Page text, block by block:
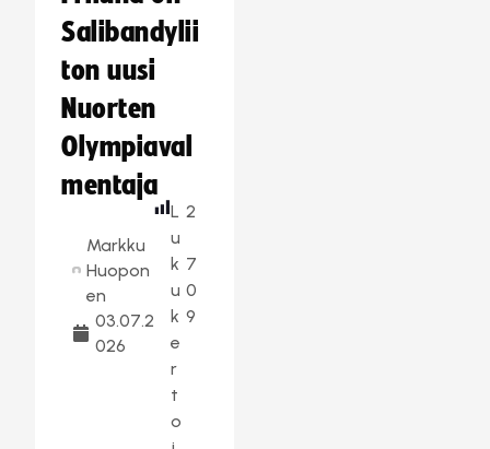
Salibandylii
ton uusi
Nuorten
Olympiaval
mentaja
Markku
Huopon
en
03.07.2
026
L
u
k
u
k
e
r
t
o
2
7
0
9